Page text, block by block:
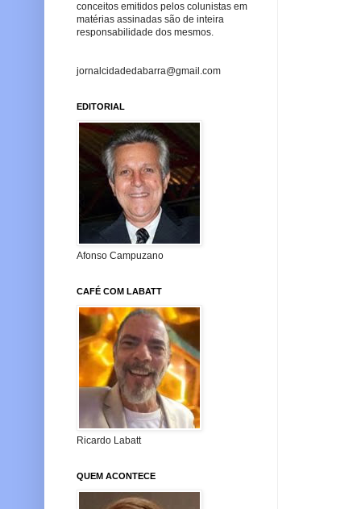
conceitos emitidos pelos colunistas em
matérias assinadas são de inteira
responsabilidade dos mesmos.
jornalcidadedabarra@gmail.com
EDITORIAL
Afonso Campuzano
CAFÉ COM LABATT
Ricardo Labatt
QUEM ACONTECE